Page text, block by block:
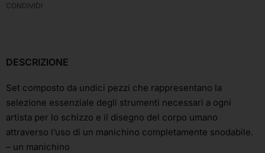
CONDIVIDI
DESCRIZIONE
Set composto da undici pezzi che rappresentano la
selezione essenziale degli strumenti necessari a ogni
artista per lo schizzo e il disegno del corpo umano
attraverso l’uso di un manichino completamente snodabile.
– un manichino